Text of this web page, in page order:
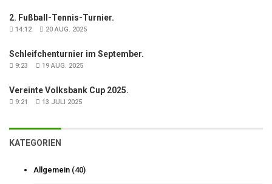
2. Fußball-Tennis-Turnier.
14:12 20 AUG. 2025
Schleifchenturnier im September.
9:23 19 AUG. 2025
Vereinte Volksbank Cup 2025.
9:21 13 JULI 2025
KATEGORIEN
Allgemein (40)